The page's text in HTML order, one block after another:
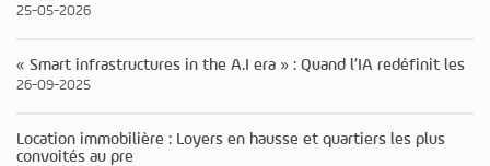
25-05-2026
« Smart infrastructures in the A.I era » : Quand l’IA redéfinit les
26-09-2025
Location immobilière : Loyers en hausse et quartiers les plus
convoités au pre